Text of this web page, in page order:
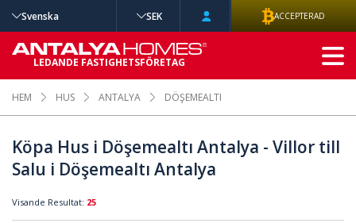
HEM HUS ANTALYA DÖŞEMEALTI
Köpa Hus i Döşemealtı Antalya - Villor till
Salu i Döşemealtı Antalya
Visande Resultat: 25
Svenska SEK ACCEPTERAD
LEDANDE FASTIGHETSFÖRETAG
AVANCERAD
SÖKNING